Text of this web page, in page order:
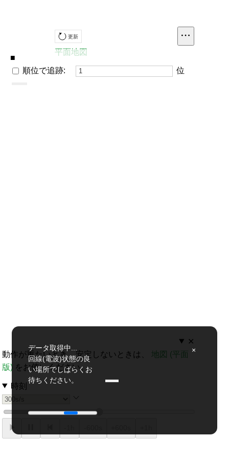
×
データ取得中...
回線(電波)状態の良
い場所でしばらくお
待ちください。
更新
メ
ニ
平面地図
✕
動作が重たいとき、安定しないときは、 地図 (平面
版) をお使いください。
時刻
■
順位で追跡: 位